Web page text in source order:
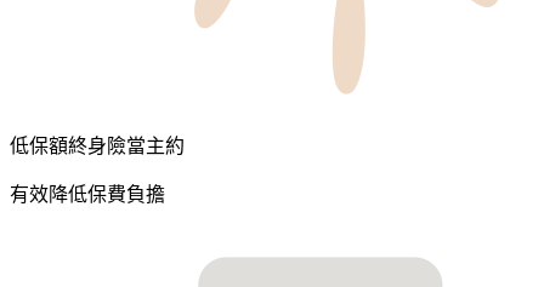
低保額終身險當主約
有效降低保費負擔